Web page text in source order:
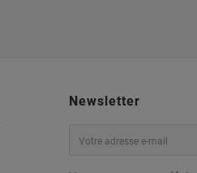
Newsletter